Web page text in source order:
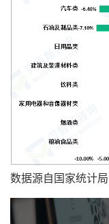
数据源自国家统计